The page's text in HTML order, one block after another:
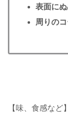
表面に
周りの
【味、食感など】